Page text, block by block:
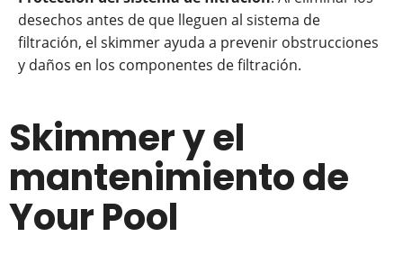
desechos antes de que lleguen al sistema de
filtración, el skimmer ayuda a prevenir obstrucciones
y daños en los componentes de filtración.
Skimmer y el
mantenimiento de
Your Pool